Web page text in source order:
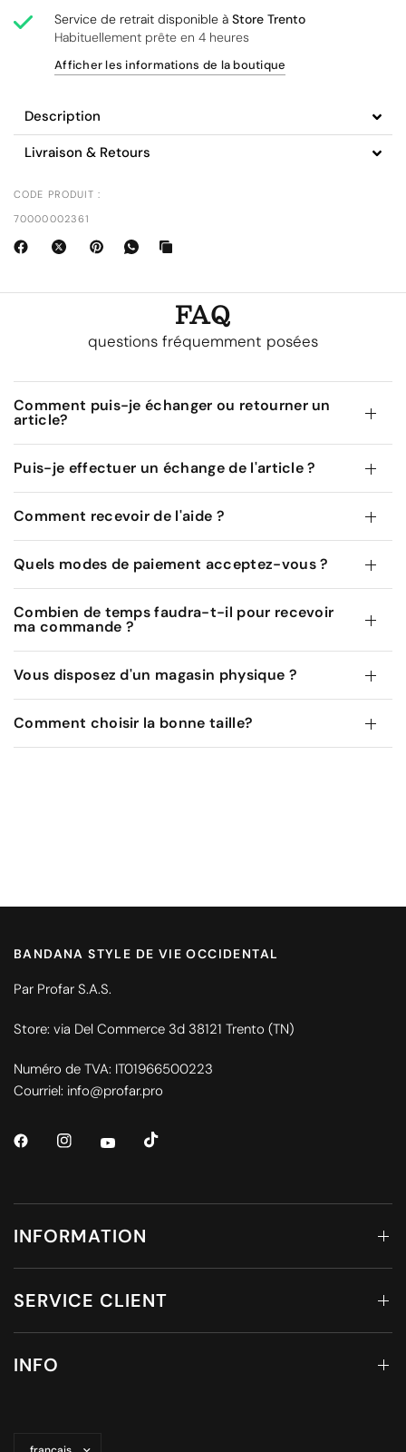
Service de retrait disponible àStore Trento
Habituellement prête en 4 heures
Afficher les informations de la boutique
Description
Livraison & Retours
CODE PRODUIT :
70000002361
FAQ
questions fréquemment posées
Comment puis-je échanger ou retourner un
article?
Puis-je effectuer un échange de l'article ?
Comment recevoir de l'aide ?
Quels modes de paiement acceptez-vous ?
Combien de temps faudra-t-il pour recevoir
ma commande ?
Vous disposez d'un magasin physique ?
Comment choisir la bonne taille?
BANDANA STYLE DE VIE OCCIDENTAL
Par Profar S.A.S.
Store: via Del Commerce 3d 38121 Trento (TN)
Numéro de TVA: IT01966500223
Courriel: info@profar.pro
INFORMATION
SERVICE CLIENT
INFO